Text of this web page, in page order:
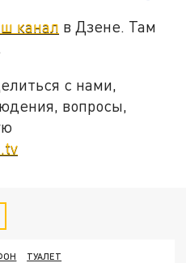
канал в Дзене. Там
с нами,
вопросы,
ТУАЛЕТ